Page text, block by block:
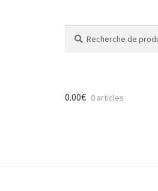
pour :
0.00€ 0 articles